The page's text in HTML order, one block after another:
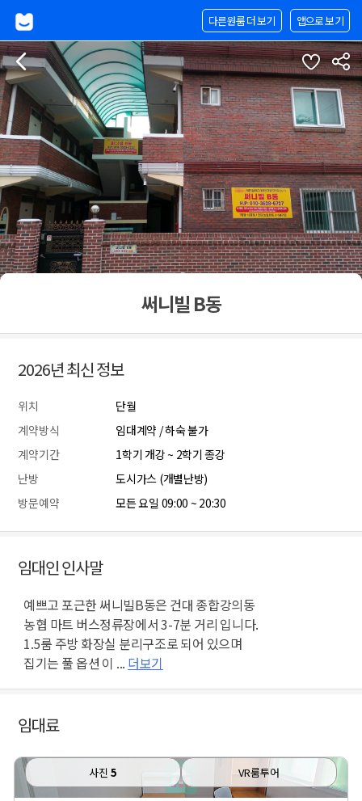
앱으로 보기
다른원룸 더 보기
써니빌 B동
2026년 최신 정보
위치
단월
계약방식
임대계약 / 하숙 불가
계약기간
1학기 개강 ~ 2학기 종강
난방
도시가스 (개별난방)
방문예약
모든 요일 09:00 ~ 20:30
임대인 인사말
예쁘고 포근한 써니빌B동은 건대 종합강의동
농협 마트 버스정류장에서 3-7분 거리 입니다.
1.5룸 주방 화장실 분리구조로 되어 있으며
집기는 풀 옵션 이 ... 더보기
임대료
사진 5 VR룸투어